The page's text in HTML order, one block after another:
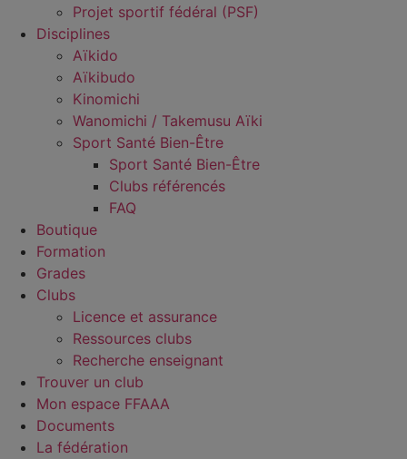
Projet sportif fédéral (PSF)
Disciplines
Aïkido
Aïkibudo
Kinomichi
Wanomichi / Takemusu Aïki
Sport Santé Bien-Être
Sport Santé Bien-Être
Clubs référencés
FAQ
Boutique
Formation
Grades
Clubs
Licence et assurance
Ressources clubs
Recherche enseignant
Trouver un club
Mon espace FFAAA
Documents
La fédération